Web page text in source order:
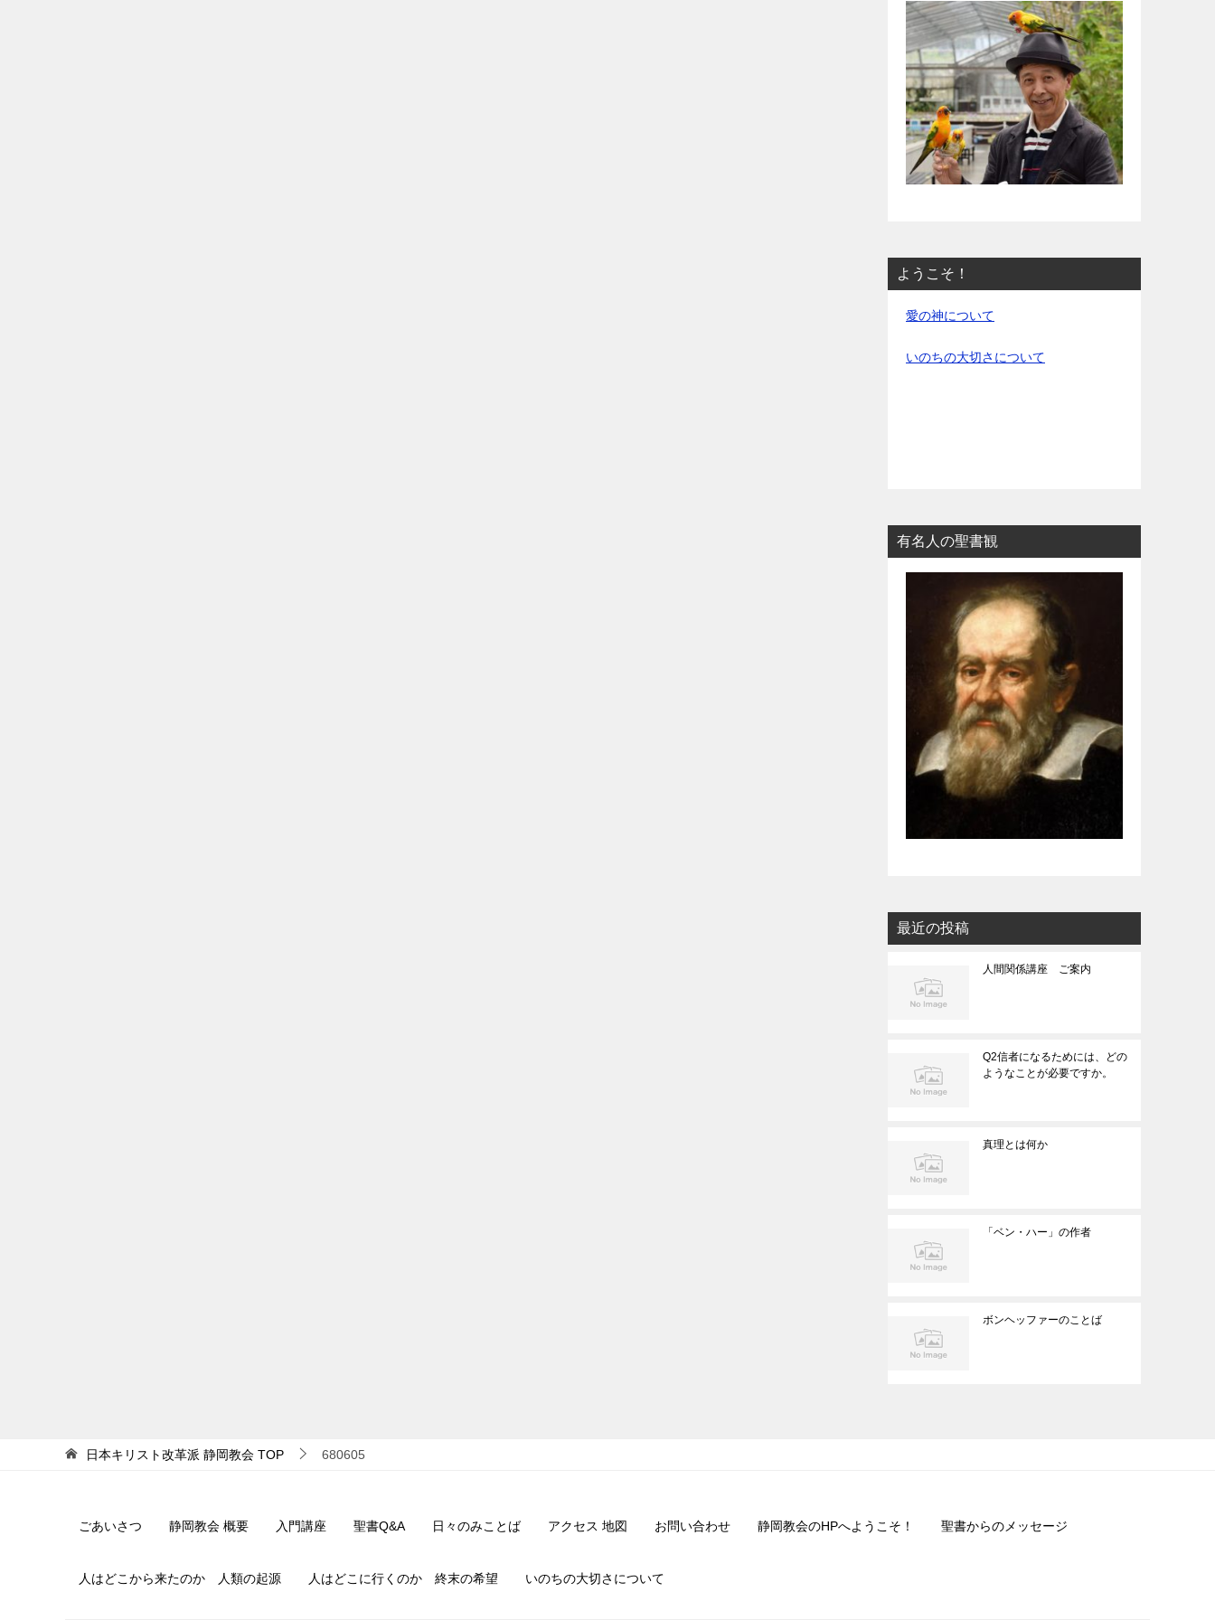
ようこそ！
愛の神について
いのちの大切さについて
有名人の聖書観
最近の投稿
人間関係講座 ご案内
Q2信者になるためには、どの
ようなことが必要ですか。
真理とは何か
「ベン・ハー」の作者
ボンヘッファーのことば
日本キリスト改革派 静岡教会 TOP 680605
ごあいさつ 静岡教会 概要 入門講座 聖書Q&A 日々のみことば アクセス 地図 お問い合わせ 静岡教会のHPへようこそ！ 聖書からのメッセージ
人はどこから来たのか 人類の起源 人はどこに行くのか 終末の希望 いのちの大切さについて